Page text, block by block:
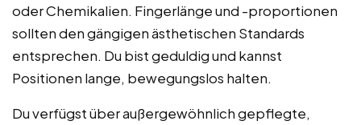
oder Chemikalien. Fingerlänge und -proportionen
sollten den gängigen ästhetischen Standards
entsprechen. Du bist geduldig und kannst
Positionen lange, bewegungslos halten.
Du verfügst über außergewöhnlich gepflegte,